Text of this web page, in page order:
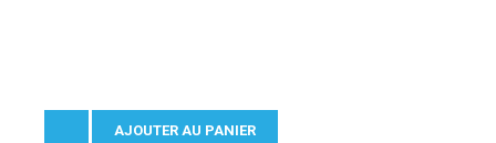
AJOUTER AU PANIER